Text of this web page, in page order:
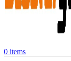
0 items